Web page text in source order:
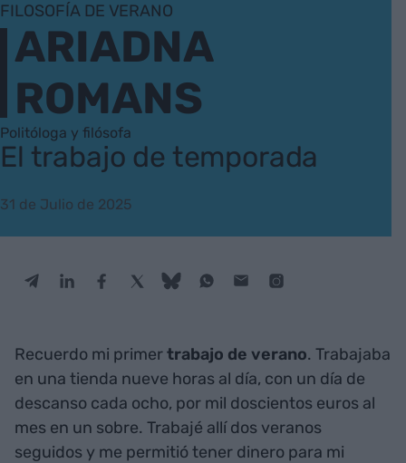
FILOSOFÍA DE VERANO
ARIADNA
ROMANS
Politóloga y filósofa
El trabajo de temporada
31 de Julio de 2025
Recuerdo mi primertrabajo de verano. Trabajaba
en una tienda nueve horas al día, con un día de
descanso cada ocho, por mil doscientos euros al
mes en un sobre. Trabajé allí dos veranos
seguidos y me permitió tener dinero para mi